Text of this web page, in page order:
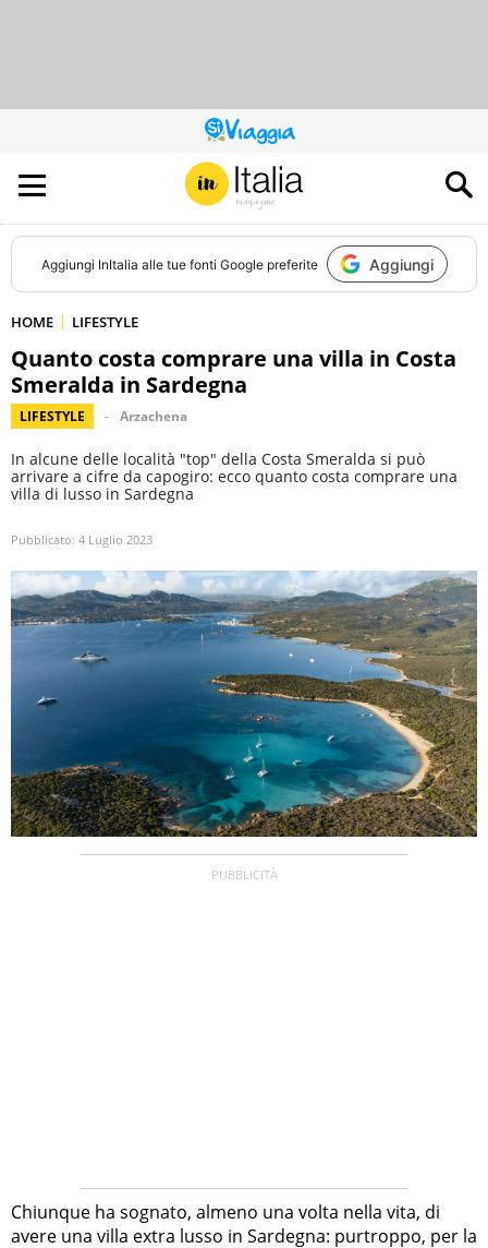
QUESTO
SITO
CONTRIBUISCE
ALL’AUDIENCE
DI
Aggiungi InItalia alle tue fonti Google preferite Aggiungi
HOME LIFESTYLE
Quanto costa comprare una villa in Costa
Smeralda in Sardegna
LIFESTYLE Arzachena
In alcune delle località "top" della Costa Smeralda si può
arrivare a cifre da capogiro: ecco quanto costa comprare una
villa di lusso in Sardegna
Pubblicato: 4 Luglio 2023
Chiunque ha sognato, almeno una volta nella vita, di
avere una villa extra lusso in Sardegna: purtroppo, per la